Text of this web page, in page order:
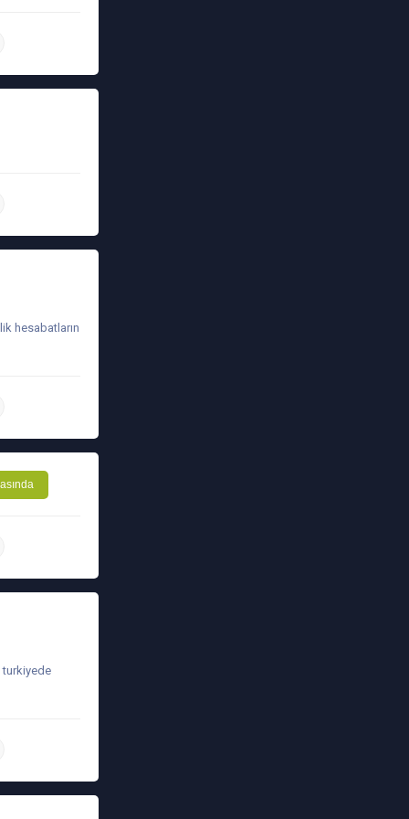
hesabatların
turkiyede